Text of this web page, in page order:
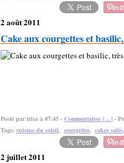
2 août 2011
Cake aux courgettes et
Posté par irisa à 07:45 - Commentaires […] -
Tags: cuisine du soleil, courgettes, cakes salés,
2 juillet 2011